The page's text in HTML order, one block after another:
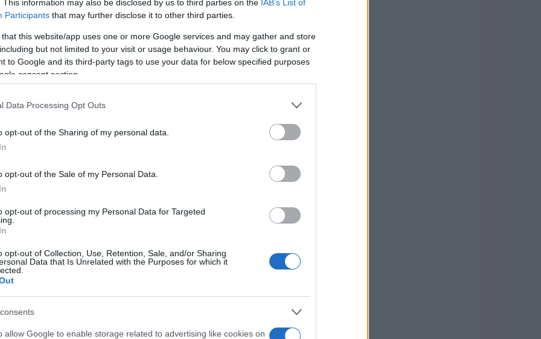
This information may also be disclosed by us to third parties on the IAB’s List of
Participants that may further disclose it to other third parties.
that this website/app uses one or more Google services and may gather and store
but not limited to your visit or usage behaviour. You may click to grant or
to Google and its third-party tags to use your data for below specified purposes
consent section.
Data Processing Opt Outs
opt-out of the Sharing of my personal data.
opt-out of the Sale of my Personal Data.
opt-out of processing my Personal Data for Targeted
opt-out of Collection, Use, Retention, Sale, and/or Sharing
Data that Is Unrelated with the Purposes for which it
allow Google to enable storage related to advertising like cookies on
clienti, introduce un nuovo dettaglio per
STRANDMON. Questa poltrona, amata da
elemento di stile per gli ambienti